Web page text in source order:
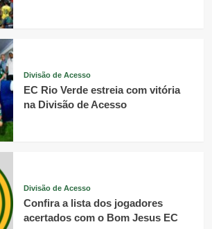
Divisão de Acesso
EC Rio Verde estreia com vitória
na Divisão de Acesso
Divisão de Acesso
Confira a lista dos jogadores
acertados com o Bom Jesus EC